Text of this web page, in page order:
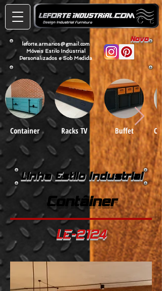
leforte.armarios@gmail.com
Móveis Estilo Industrial
Personalizados e Sob Medida
Novo
Container Racks TV Buffet
Linha Estilo Industrial
Contâiner
LE-2124